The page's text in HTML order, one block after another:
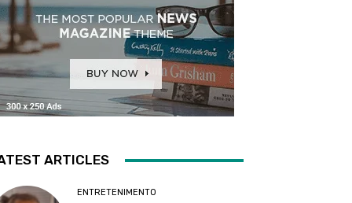
ARTICLES
ENTRETENIMENTO